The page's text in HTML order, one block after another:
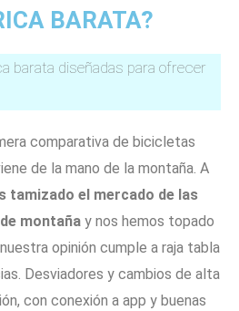
BARATA?
barata diseñadas para ofrecer
comparativa de bicicletas
de la mano de la montaña. A
tamizado el mercado de las
montañay nos hemos topado
opinión cumple a raja tabla
Desviadores y cambios de alta
con conexión a app y buenas